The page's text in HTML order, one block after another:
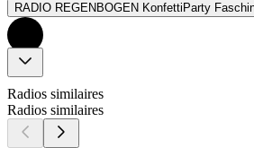
RADIO
Radios similaires
Radios similaires